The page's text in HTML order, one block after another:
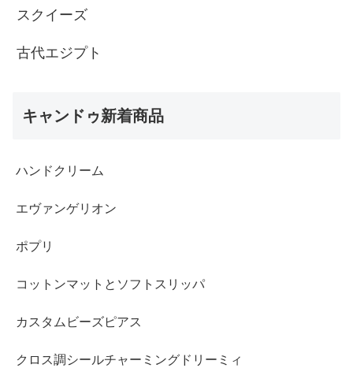
スクイーズ
古代エジプト
キャンドゥ新着商品
ハンドクリーム
エヴァンゲリオン
ポプリ
コットンマットとソフトスリッパ
カスタムビーズピアス
クロス調シールチャーミングドリーミィ